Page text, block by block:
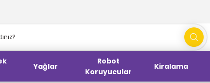
Yağlar
Robot
Koruyucular
Kiralama